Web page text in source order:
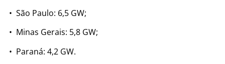
• São Paulo: 6,5 GW;
• Minas Gerais: 5,8 GW;
• Paraná: 4,2 GW.